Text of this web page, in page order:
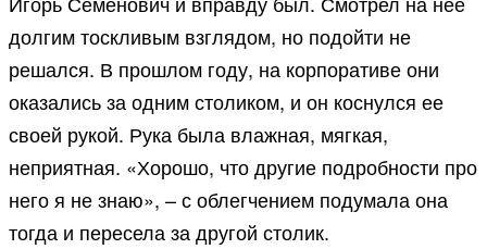
долгим тоскливым взглядом, но подойти не
решался. В прошлом году, на корпоративе они
оказались за одним столиком, и он коснулся ее
своей рукой. Рука была влажная, мягкая,
неприятная. «Хорошо, что другие подробности про
него я не знаю», – с облегчением подумала она
тогда и пересела за другой столик.